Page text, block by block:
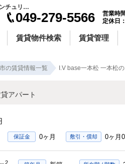
I.V base一本松 一本松の1LDK賃貸アパート！｜センチュリー21明和ハウス
049-279-5566
営業時
定休日
賃貸物件検索 賃貸管理
の賃貸情報一覧 I.V base一本松 一本松
アパート
保証金 0ヶ月 敷引・償却 0ヶ月
2